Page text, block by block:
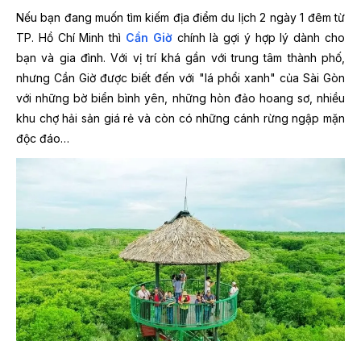
Nếu bạn đang muốn tìm kiếm địa điểm du lịch 2 ngày 1 đêm từ
TP. Hồ Chí Minh thì Cần Giờchính là gợi ý hợp lý dành cho
bạn và gia đình. Với vị trí khá gần với trung tâm thành phố,
nhưng Cần Giờ được biết đến với "lá phổi xanh" của Sài Gòn
với những bờ biển bình yên, những hòn đảo hoang sơ, nhiều
khu chợ hải sản giá rẻ và còn có những cánh rừng ngập mặn
độc đáo…